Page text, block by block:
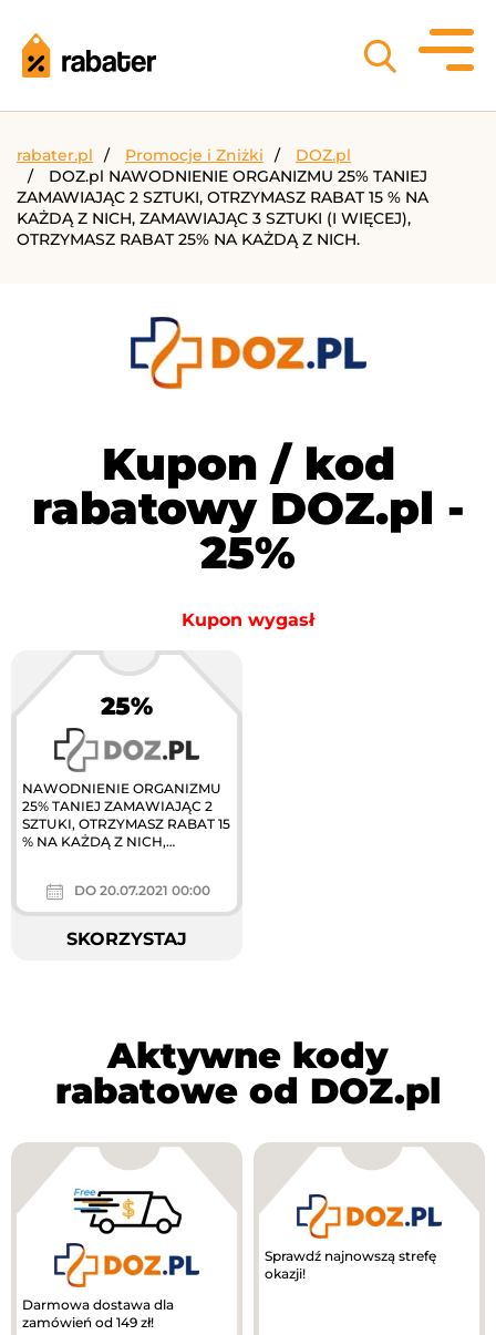
rabater.pl Promocje i Zniżki
DOZ.pl
DOZ.pl NAWODNIENIE ORGANIZMU 25% TANIEJ
ZAMAWIAJĄC 2 SZTUKI, OTRZYMASZ RABAT 15 % NA
KAŻDĄ Z NICH, ZAMAWIAJĄC 3 SZTUKI (I WIĘCEJ),
OTRZYMASZ RABAT 25% NA KAŻDĄ Z NICH.
Kupon / kod
rabatowy DOZ.pl -
25%
Kupon wygasł
25%
NAWODNIENIE ORGANIZMU
25% TANIEJ ZAMAWIAJĄC 2
SZTUKI, OTRZYMASZ RABAT 15
% NA KAŻDĄ Z NICH,
RABAT...DO 20.07.2021 00:00
SKORZYSTAJ
Aktywne kody
rabatowe od DOZ.pl
Darmowa dostawa dla
zamówień od 149 zł!
Sprawdź najnowszą strefę
okazji!